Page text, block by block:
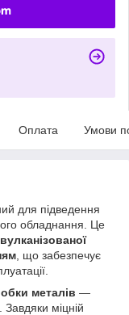
Оплата Умови
для підведення
обладнання. Це
вулканізованої
, що забезпечує
металів —
міцній